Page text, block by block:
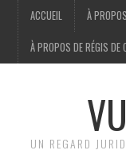
ACCUEIL À
À PROPOS DE RÉGIS DE
UN REGARD